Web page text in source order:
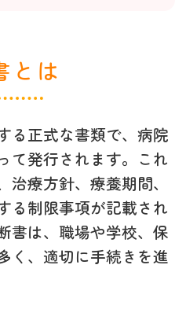
とは
る正式な書類で、病院
て発行されます。これ
療方針、療養期間、
る制限事項が記載され
書は、職場や学校、保
く、適切に手続きを進